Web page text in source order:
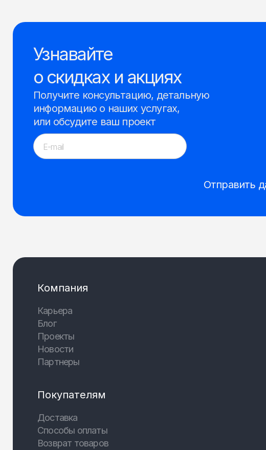
Узнавайте
о скидках и акциях
Получите консультацию, детальную
информацию о наших услугах,
или обсудите ваш проект
Отправить
Компания
Карьера
Блог
Проекты
Новости
Партнеры
Покупателям
Доставка
Способы оплаты
Возврат товаров